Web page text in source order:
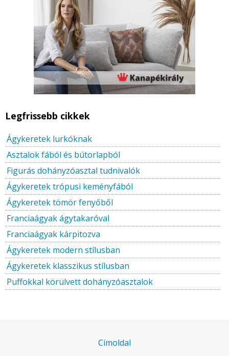
Legfrissebb cikkek
Ágykeretek lurkóknak
Asztalok fából és bútorlapból
Figurás dohányzóasztal tudnivalók
Ágykeretek trópusi keményfából
Ágykeretek tömör fenyőből
Franciaágyak ágytakaróval
Franciaágyak kárpitozva
Ágykeretek modern stílusban
Ágykeretek klasszikus stílusban
Puffokkal körülvett dohányzóasztalok
Címoldal